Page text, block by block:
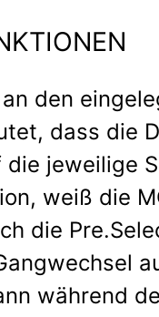
den
dass die
jeweilige
weiß die
die
während